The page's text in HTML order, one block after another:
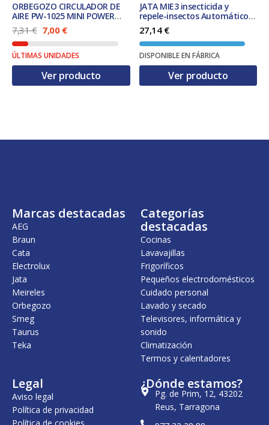
ORBEGOZO CIRCULADOR DE
AIRE PW-1025 MINI POWER
FAN SILVER
7,31€ E
l
p
r
e
c
g
a
1
.
7,00 €E
l
p
r
c
u
,
ÚLTIMAS UNIDADES
Ver producto
JATA MIE3 insecticida y
repele-insectos Automático
Apto para uso en interior
Blanco
27,14 €
DISPONIBLE EN FÁBRICA
Ver producto
Marcas destacadas
AEG
Braun
Cata
Electrolux
Jata
Meireles
Orbegozo
Smeg
Taurus
Teka
Categorías
destacadas
Cocinas
Lavavajillas
Frigoríficos
Pequeños electrodomésticos
Cuidado personal
Lavado y secado
Televisores, informática y
sonido
Climatización
Termos y calentadores
Legal
Aviso legal
Política de privacidad
¿Dónde estamos?
Pg. de Prim, 12, 43202
Reus, Tarragona